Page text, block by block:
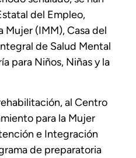
del Empleo,
(IMM), Casa del
de Salud Mental
para Niños, Niñas y la
al Centro
para la Mujer
e Integración
de preparatoria